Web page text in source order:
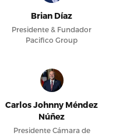
Brian Díaz
Presidente & Fundador
Pacifico Group
Carlos Johnny Méndez
Núñez
Presidente Cámara de